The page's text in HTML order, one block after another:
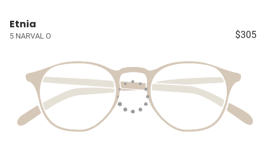
Etnia
5 NARVAL O $305